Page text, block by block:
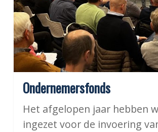
Ondernemersfonds
Het afgelopen jaar hebben
ingezet voor de invoering